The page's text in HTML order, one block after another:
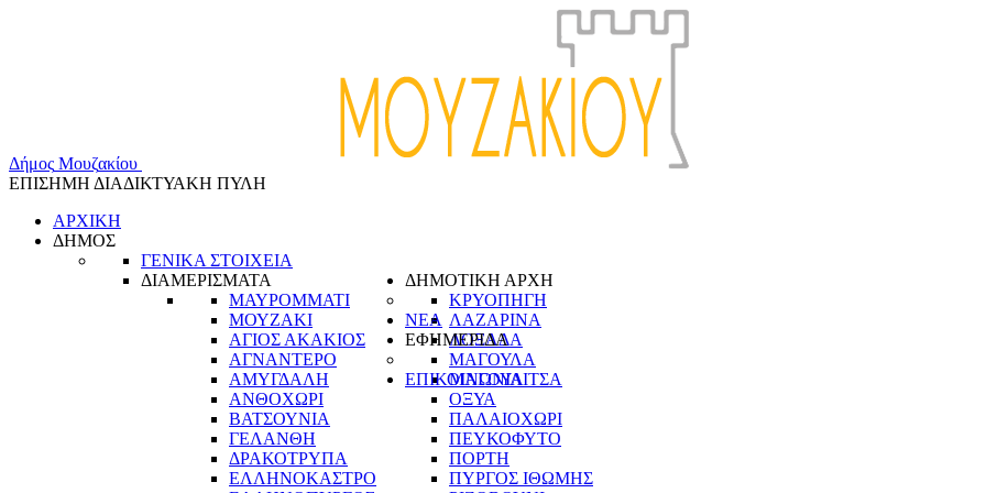
Δήμος Μουζακίου
ΕΠΙΣΗΜΗ ΔΙΑΔΙΚΤΥΑΚΗ ΠΥΛΗ
ΑΡΧΙΚΗ
ΔΗΜΟΣ
ΓΕΝΙΚΑ ΣΤΟΙΧΕΙΑ
ΔΙΑΜΕΡΙΣΜΑΤΑ
ΜΑΥΡΟΜΜΑΤΙ
ΜΟΥΖΑΚΙ
ΑΓΙΟΣ ΑΚΑΚΙΟΣ
ΑΓΝΑΝΤΕΡΟ
ΑΜΥΓΔΑΛΗ
ΑΝΘΟΧΩΡΙ
ΒΑΤΣΟΥΝΙΑ
ΓΕΛΑΝΘΗ
ΔΡΑΚΟΤΡΥΠΑ
ΕΛΛΗΝΟΚΑΣΤΡΟ
ΚΡΥΟΠΗΓΗ
ΛΑΖΑΡΙΝΑ
ΛΟΞΑΔΑ
ΜΑΓΟΥΛΑ
ΜΑΓΟΥΛΙΤΣΑ
ΟΞΥΑ
ΠΑΛΑΙΟΧΩΡΙ
ΠΕΥΚΟΦΥΤΟ
ΠΟΡΤΗ
ΠΥΡΓΟΣ ΙΘΩΜΗΣ
ΔΗΜΟΤΙΚΗ ΑΡΧΗ
ΝΕΑ
ΕΦΗΜΕΡΙΔΑ
ΕΠΙΚΟΙΝΩΝΙΑ